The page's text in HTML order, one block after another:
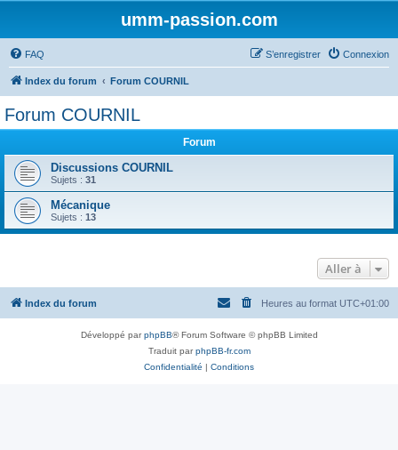
umm-passion.com
FAQ Connexion
S’enregistrer
Index du forum Forum COURNIL
Forum COURNIL
Forum
Discussions COURNIL
Sujets : 31
Mécanique
Sujets : 13
Aller à
Index du forum Heures au format UTC+01:00
Développé parphpBB® Forum Software © phpBB Limited
Traduit parphpBB-fr.com
Confidentialité | Conditions